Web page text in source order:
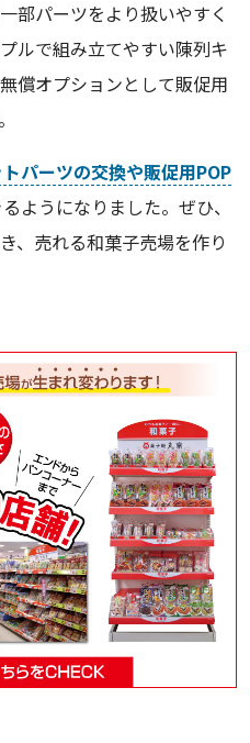
部パーツをより扱いやすく
ルで組み立てやすい陳列キ
償オプションとして販促用
パーツの交換や販促用POP
ようになりました。ぜひ、
、売れる和菓子売場を作り